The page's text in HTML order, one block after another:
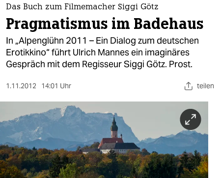
themen
politik
öko
gesellschaft
sport
berlin
nord
Das Buch zum Filmemacher Siggi Götz
Pragmatismus im Badehaus
In „Alpenglühn 2011 – Ein Dialog zum deutschen
Erotikkino“ führt Ulrich Mannes ein imaginäres
Gespräch mit dem Regisseur Siggi Götz. Prost.
1.11.2012 14:01 Uhr teilen